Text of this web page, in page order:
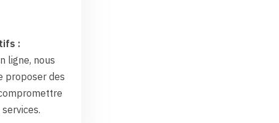
:
ligne, nous
proposer des